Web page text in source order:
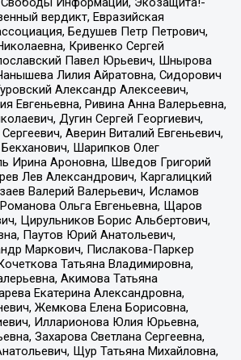
вердикт, Евразийская
Бедушев Петр Петрович,
Кривенко Сергей
Павел Юрьевич, Шнырова
Лилия Айратовна, Сидорович
Александр Алексеевич,
Евгеньевна, Ривина Анна Валерьевна,
Дугин Сергей Георгиевич,
Аверин Виталий Евгеньевич,
Шарипков Олег
Ирина Ароновна, Шведов Григорий
Лев Александрович, Каргалицкий
Валерий Валерьевич, Исламов
Ольга Евгеньевна, Щаров
Цирульников Борис Альбертович,
Паутов Юрий Анатольевич,
Маркович, Пислакова-Паркер
Татьяна Владимировна,
Акимова Татьяна
Екатерина Александровна,
Жемкова Елена Борисовна,
Илларионова Юлия Юрьевна,
Захарова Светлана Сергеевна,
Щур Татьяна Михайловна,